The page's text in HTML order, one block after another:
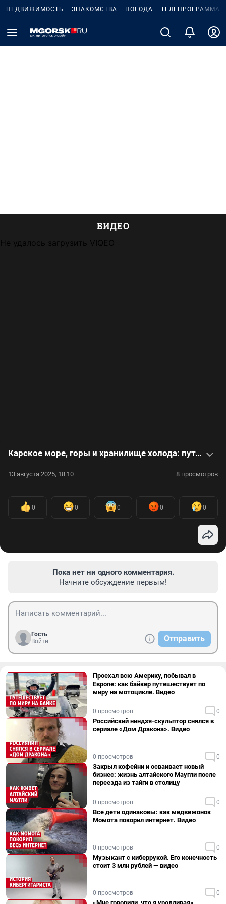
НЕДВИЖИМОСТЬ ЗНАКОМСТВА ПОГОДА ТЕЛЕПРОГРАММА
ВИДЕО
Не удалось загрузить VIQEO
Карское море, горы и хранилище холода: путешественник рассказал, что видел на Ямале — видео
13 августа 2025, 18:10 8 просмотров
0 0 0 0 0
Пока нет ни одного комментария.
Начните обсуждение первым!
Гость
Войти
Отправить
Проехал всю Америку, побывал в
Европе: как байкер путешествует по
миру на мотоцикле. Видео
0 просмотров 0
Российский ниндзя-скульптор снялся в
сериале «Дом Дракона». Видео
0 просмотров 0
Закрыл кофейни и осваивает новый
бизнес: жизнь алтайского Маугли после
переезда из тайги в столицу
0 просмотров 0
Все дети одинаковы: как медвежонок
Момота покорил интернет. Видео
0 просмотров 0
Музыкант с киберрукой. Его конечность
стоит 3 млн рублей — видео
0 просмотров 0